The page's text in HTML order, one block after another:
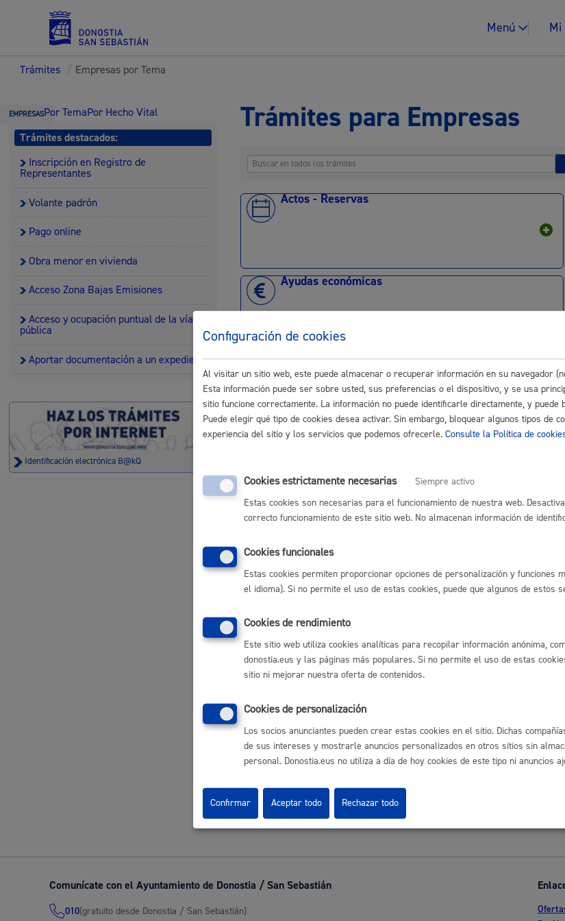
Menú Mi
Servicios
Padrón y asuntos personales
Seguridad ciudadana y emergencias Euskera
Salud Pública, animales y consumo
Igualdad,
Participación ciudadana y asociacionismo Cultura
Trámites / Empresas por Tema
EMPRESASPor TemaPor Hecho Vital
Trámites destacados:
Inscripción en Registro de
Representantes
Volante padrón
Pago online
Obra menor en vivienda
Acceso Zona Bajas Emisiones
Acceso y ocupación puntual de la vía
pública
Aportar documentación a un expediente
Identificación electrónica B@kQ
Trámites para Empresas
Actos - Reservas
Ayudas económicas
Cementerios
Volver al índice
Comunícate con el Ayuntamiento de Donostia / San Sebastián
010(gratuito desde Donostia / San Sebastián)
Configuración de cookies
Al visitar un sitio web, este puede almacenar o recuperar información en su navegador
Esta información puede ser sobre usted, sus preferencias o el dispositivo, y se usa
sitio funcione correctamente. La información no puede identificarle directamente, y puede
Puede elegir qué tipo de cookies desea activar. Sin embargo, bloquear algunos tipos de
experiencia del sitio y los servicios que podemos ofrecerle. Consulte la Política de
Cookies estrictamente necesarias
Siempre activo
Estas cookies son necesarias para el funcionamiento de nuestra web.
correcto funcionamiento de este sitio web. No almacenan información de
Cookies funcionales
Estas cookies permiten proporcionar opciones de personalización y funciones
el idioma). Si no permite el uso de estas cookies, puede que algunos de estos
Cookies de rendimiento
Este sitio web utiliza cookies analíticas para recopilar información anónima,
donostia.eus y las páginas más populares. Si no permite el uso de estas
sitio ni mejorar nuestra oferta de contenidos.
Cookies de personalización
Los socios anunciantes pueden crear estas cookies en el sitio. Dichas
de sus intereses y mostrarle anuncios personalizados en otros sitios sin
personal. Donostia.eus no utiliza a día de hoy cookies de este tipo ni anuncios
Rechazar todo
Confirmar Aceptar todo